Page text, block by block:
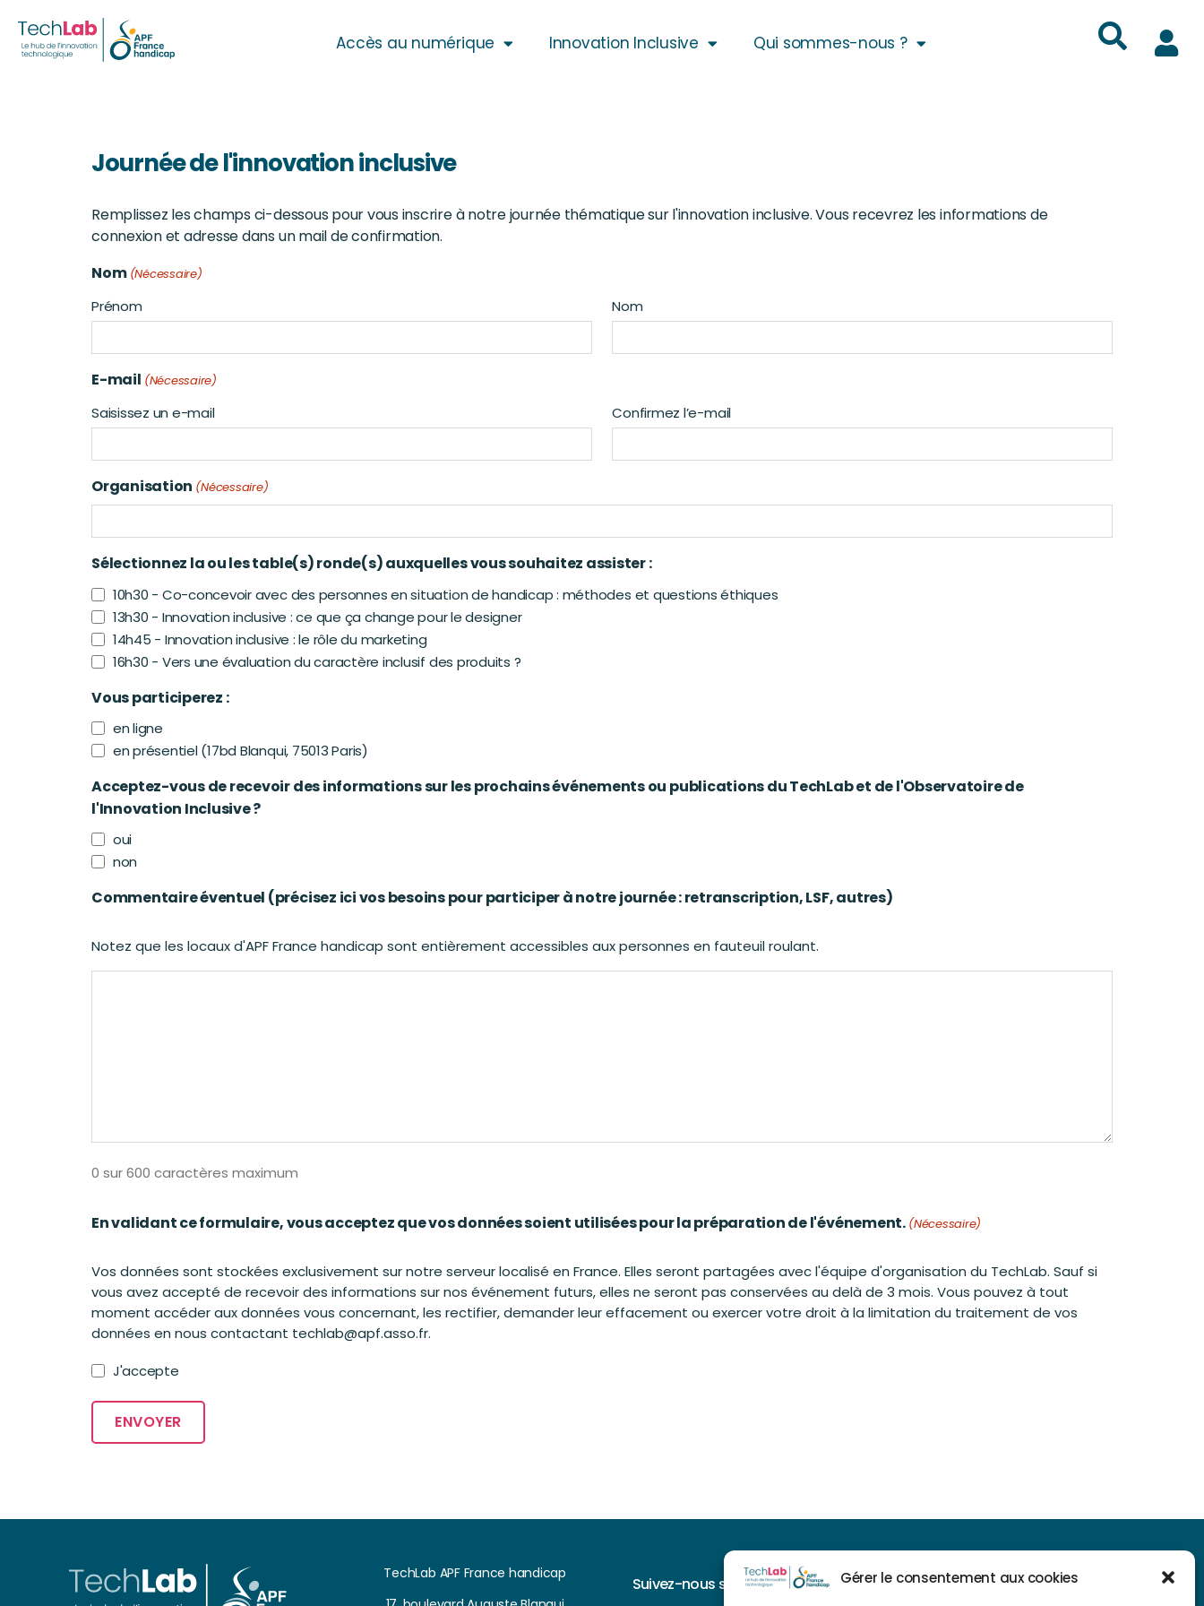
Gérer le consentement aux cookies
Accès au numérique Innovation Inclusive Qui sommes-nous ?
Journée de l'innovation inclusive
Remplissez les champs ci-dessous pour vous inscrire à notre journée thématique sur l'innovation inclusive. Vous recevrez les informations de
connexion et adresse dans un mail de confirmation.
Nom (Nécessaire)
Prénom Nom
E-mail (Nécessaire)
Saisissez un e-mail Confirmez l’e-mail
Organisation (Nécessaire)
Sélectionnez la ou les table(s) ronde(s) auxquelles vous souhaitez assister :
10h30 - Co-concevoir avec des personnes en situation de handicap : méthodes et questions éthiques
13h30 - Innovation inclusive : ce que ça change pour le designer
14h45 - Innovation inclusive : le rôle du marketing
16h30 - Vers une évaluation du caractère inclusif des produits ?
Vous participerez :
en ligne
en présentiel (17bd Blanqui, 75013 Paris)
Acceptez-vous de recevoir des informations sur les prochains événements ou publications du TechLab et de l'Observatoire de
l'Innovation Inclusive ?
oui
non
Commentaire éventuel (précisez ici vos besoins pour participer à notre journée : retranscription, LSF, autres)
Notez que les locaux d'APF France handicap sont entièrement accessibles aux personnes en fauteuil roulant.
0 sur 600 caractères maximum
En validant ce formulaire, vous acceptez que vos données soient utilisées pour la préparation de l'événement. (Nécessaire)
Vos données sont stockées exclusivement sur notre serveur localisé en France. Elles seront partagées avec l'équipe d'organisation du TechLab. Sauf si
vous avez accepté de recevoir des informations sur nos événement futurs, elles ne seront pas conservées au delà de 3 mois. Vous pouvez à tout
moment accéder aux données vous concernant, les rectifier, demander leur effacement ou exercer votre droit à la limitation du traitement de vos
données en nous contactant techlab@apf.asso.fr.
J'accepte
TechLab APF France handicap
Suivez-nous sur
NAVIGUER SUR NOTRE SITE